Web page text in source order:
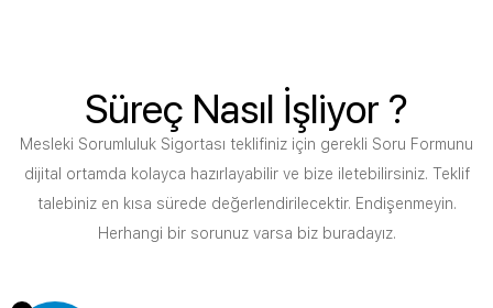
Süreç Nasıl İşliyor ?
Mesleki Sorumluluk Sigortası teklifiniz için gerekli Soru Formunu
dijital ortamda kolayca hazırlayabilir ve bize iletebilirsiniz. Teklif
talebiniz en kısa sürede değerlendirilecektir. Endişenmeyin.
Herhangi bir sorunuz varsa biz buradayız.